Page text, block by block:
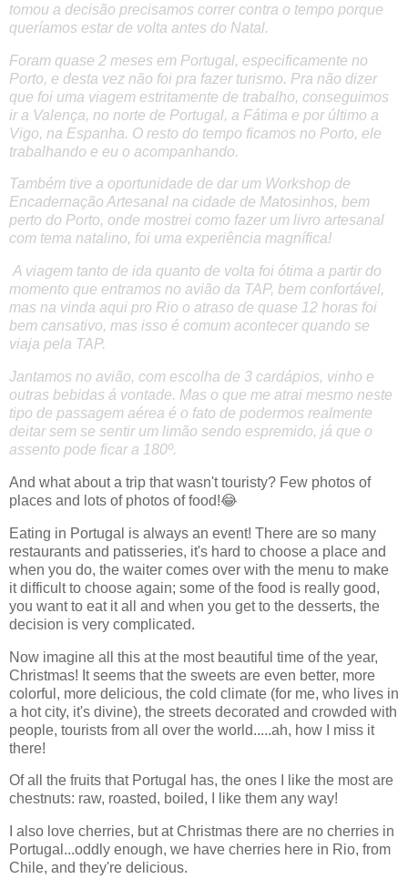
tomou a decisão precisamos correr contra o tempo porque
queríamos estar de volta antes do Natal.
Foram quase 2 meses em Portugal, especificamente no
Porto, e desta vez não foi pra fazer turismo. Pra não dizer
que foi uma viagem estritamente de trabalho, conseguimos
ir a Valença, no norte de Portugal, a Fátima e por último a
Vigo, na Espanha. O resto do tempo ficamos no Porto, ele
trabalhando e eu o acompanhando.
Também tive a oportunidade de dar um Workshop de
Encadernação Artesanal na cidade de Matosinhos, bem
perto do Porto, onde mostrei como fazer um livro artesanal
com tema natalino, foi uma experiência magnífica!
A viagem tanto de ida quanto de volta foi ótima a partir do
momento que entramos no avião da TAP, bem confortável,
mas na vinda aqui pro Rio o atraso de quase 12 horas foi
bem cansativo, mas isso é comum acontecer quando se
viaja pela TAP.
Jantamos no avião, com escolha de 3 cardápios, vinho e
outras bebidas á vontade. Mas o que me atrai mesmo neste
tipo de passagem aérea é o fato de podermos realmente
deitar sem se sentir um limão sendo espremido, já que o
assento pode ficar a 180º.
And what about a trip that wasn't touristy? Few photos of
places and lots of photos of food!😂
Eating in Portugal is always an event! There are so many
restaurants and patisseries, it's hard to choose a place and
when you do, the waiter comes over with the menu to make
it difficult to choose again; some of the food is really good,
you want to eat it all and when you get to the desserts, the
decision is very complicated.
Now imagine all this at the most beautiful time of the year,
Christmas! It seems that the sweets are even better, more
colorful, more delicious, the cold climate (for me, who lives in
a hot city, it's divine), the streets decorated and crowded with
people, tourists from all over the world.....ah, how I miss it
there!
Of all the fruits that Portugal has, the ones I like the most are
chestnuts: raw, roasted, boiled, I like them any way!
I also love cherries, but at Christmas there are no cherries in
Portugal...oddly enough, we have cherries here in Rio, from
Chile, and they're delicious.